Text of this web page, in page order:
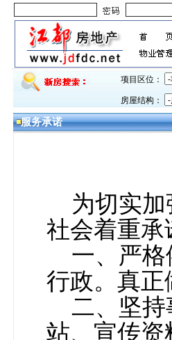
项目区位：
房屋结构：
服务承诺
为切实加
社会着重承
一、严格
行政。真正
二、坚持
站、宣传资